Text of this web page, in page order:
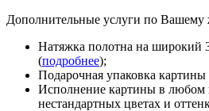
Дополнительные услуги по
Натяжка полотна на широкий
(подробнее);
Подарочная упаковка картины
Исполнение картины в любом
нестандартных цветах и